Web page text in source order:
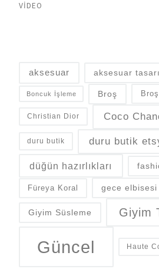
VIDEO
aksesuar aksesuar
Boncuk İşleme Broş
Christian Dior Coco
duru butik duru butik
düğün hazırlıkları
Füreya Koral gece elbisesi
Giyim Süsleme Giyim
Güncel Haute